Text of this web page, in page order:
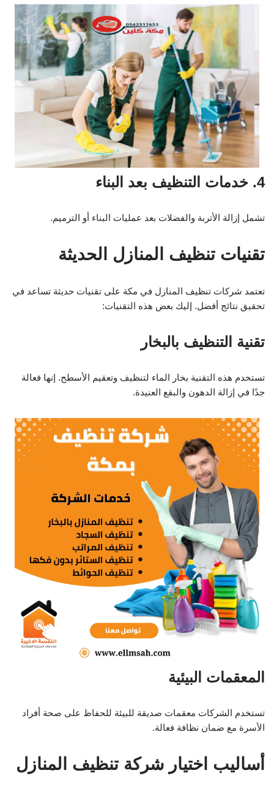
4. خدمات التنظيف بعد البناء
تشمل إزالة الأتربة والفضلات بعد عمليات البناء أو الترميم.
تقنيات تنظيف المنازل الحديثة
تعتمد شركات تنظيف المنازل في مكة على تقنيات حديثة تساعد في
تحقيق نتائج أفضل. إليك بعض هذه التقنيات:
تقنية التنظيف بالبخار
تستخدم هذه التقنية بخار الماء لتنظيف وتعقيم الأسطح. إنها فعالة
جدًا في إزالة الدهون والبقع العنيدة.
المعقمات البيئية
تستخدم الشركات معقمات صديقة للبيئة للحفاظ على صحة أفراد
الأسرة مع ضمان نظافة فعالة.
أساليب اختيار شركة تنظيف المنازل